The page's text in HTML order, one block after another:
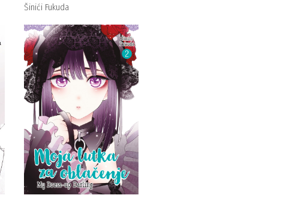
Šinići Fukuda